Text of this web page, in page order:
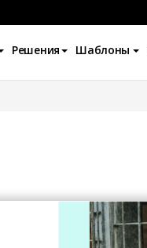
Решения Шаблоны